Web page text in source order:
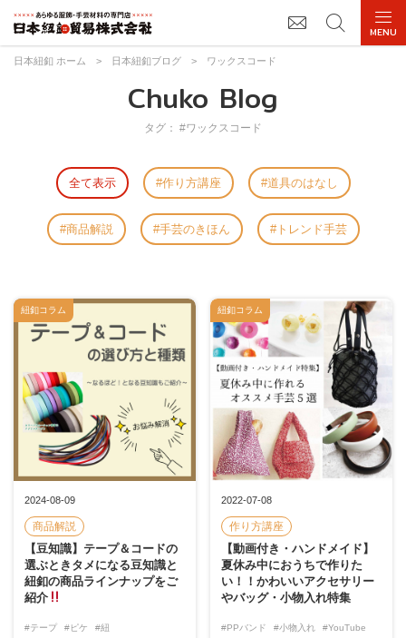
日本紐釦 ホーム > 日本紐釦ブログ > ワックスコード
Chuko Blog
タグ： #ワックスコード
全て表示 作り方講座 道具のはなし
商品解説 手芸のきほん トレンド手芸
2024-08-09
商品解説
【豆知識】テープ＆コードの
選ぶときタメになる豆知識と
紐釦の商品ラインナップをご
紹介
#テープ #ピケ #紐
紐釦コラム
2022-07-08
作り方講座
【動画付き・ハンドメイド】
夏休み中におうちで作りた
い！！かわいいアクセサリー
やバッグ・小物入れ特集
#PPバンド #小物入れ #YouTube
紐釦コラム